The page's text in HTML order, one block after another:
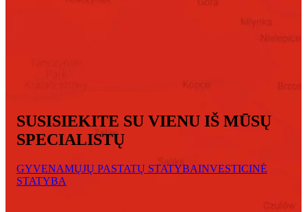
SUSISIEKITE SU VIENU IŠ MŪSŲ
SPECIALISTŲ
GYVENAMŲJŲ PASTATŲ STATYBAINVESTICINĖ
STATYBA